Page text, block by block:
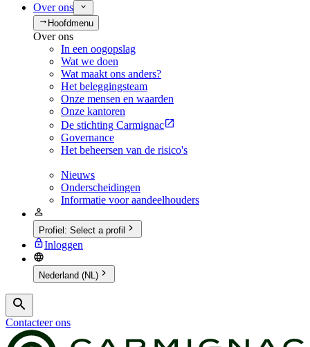
Over ons
Hoofdmenu
Over ons
In een oogopslag
Wat we doen
Wat maakt ons anders?
Het beleggingsteam
Onze mensen en waarden
Onze kantoren
De stichting Carmignac
Governance
Het beheersen van de risico's
Nieuws
Onderscheidingen
Informatie voor aandeelhouders
Profiel : Select a profil
Inloggen
Nederland (NL)
Contacteer ons